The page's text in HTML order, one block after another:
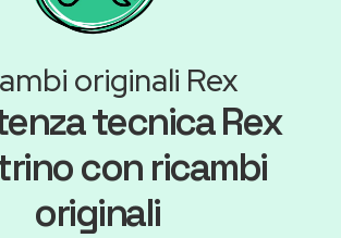
originali Rex
tecnica Rex
con ricambi
originali